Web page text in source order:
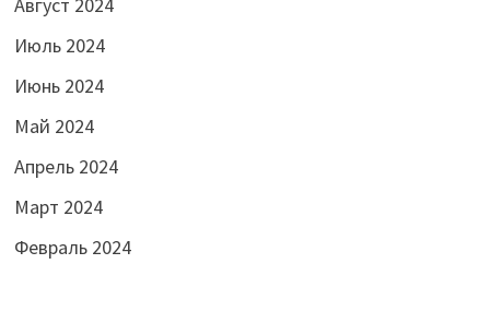
Июль 2024
Июнь 2024
Май 2024
Апрель 2024
Март 2024
Февраль 2024